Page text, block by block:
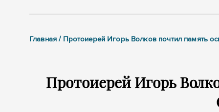
Главная / Протоиерей Игорь Волков почтил память
Протоиерей Игорь